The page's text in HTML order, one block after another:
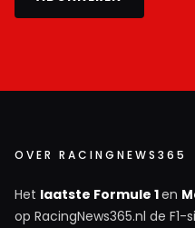
OVER RACINGNEWS365
Het laatste Formule 1en
op RacingNews365.nl de